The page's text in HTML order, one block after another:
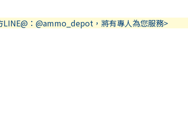
LINE@：@ammo_depot，將有專人為您服務>